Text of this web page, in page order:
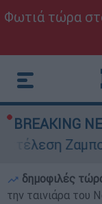
Φωτιά τώρα
BREAKING
δημοφιλές
την ταινιάρα του